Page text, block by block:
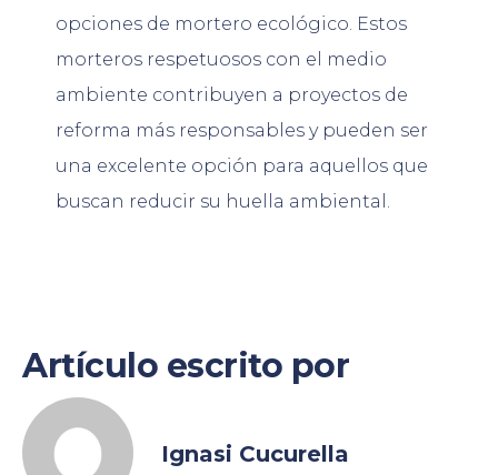
opciones de mortero ecológico. Estos
morteros respetuosos con el medio
ambiente contribuyen a proyectos de
reforma más responsables y pueden ser
una excelente opción para aquellos que
buscan reducir su huella ambiental.
Artículo escrito por
Ignasi Cucurella